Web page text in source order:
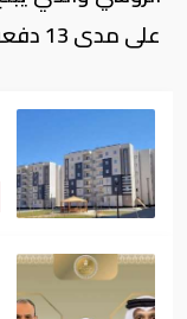
على مدى 13 دفعة سنوية متتالية.